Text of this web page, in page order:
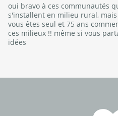
oui bravo à ces communautés
s'installent en milieu rural,
vous êtes seul et 75 ans
ces milieux !! même si vous
idées